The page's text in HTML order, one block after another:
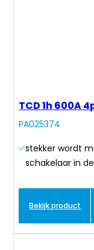
TCD 1h 600A
PA025374
stekker wordt
schakelaar in
Bekijk product